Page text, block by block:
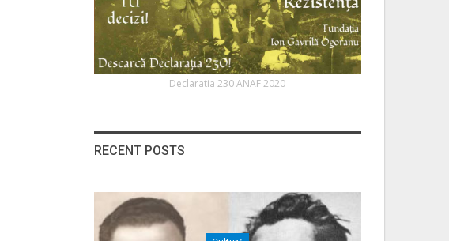
Declaratia 230 ANAF 2020
RECENT POSTS